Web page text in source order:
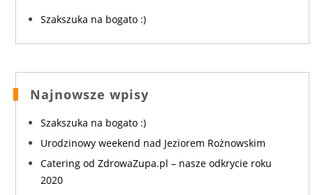
Szakszuka na bogato :)
Najnowsze wpisy
Szakszuka na bogato :)
Urodzinowy weekend nad Jeziorem Rożnowskim
Catering od ZdrowaZupa.pl – nasze odkrycie roku
2020